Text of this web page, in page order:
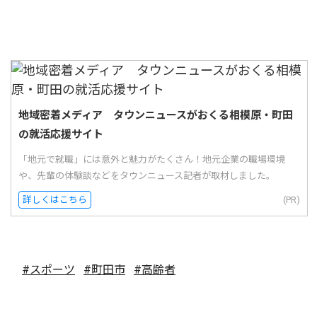
地域密着メディア タウンニュースがおくる相模原・町田
の就活応援サイト
「地元で就職」には意外と魅力がたくさん！地元企業の職場環境
や、先輩の体験談などをタウンニュース記者が取材しました。
詳しくはこちら (PR)
#スポーツ #町田市 #高齢者